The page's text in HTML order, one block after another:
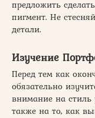
предложить
пигмент. Не
детали.
Изучение
Перед тем как
обязательно
внимание на стиль
также на то, как